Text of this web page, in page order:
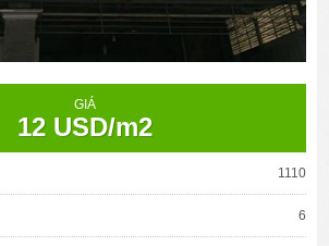
GIÁ
12 USD/m2
1110
6